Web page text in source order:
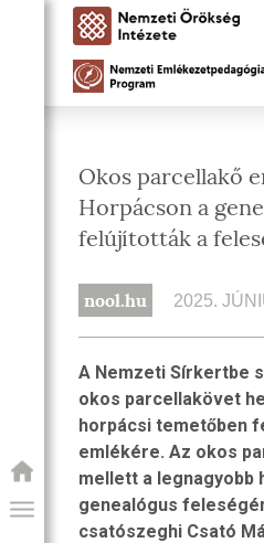
Okos parcellakő
Horpácson a
felújították a
nool.hu 2025.
A Nemzeti Sírkertbe
okos parcellakövet
horpácsi temetőben
emlékére. Az okos
mellett a legnagyobb
genealógus
csatószeghi Csató